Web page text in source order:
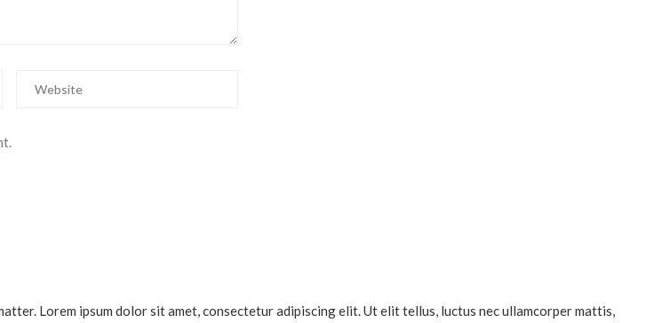
Lorem ipsum dolor sit amet, consectetur adipiscing elit. Ut elit tellus, luctus nec ullamcorper mattis,